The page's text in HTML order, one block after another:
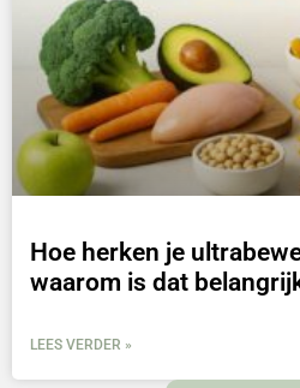
Hoe herken je
waarom is dat
LEES VERDER »